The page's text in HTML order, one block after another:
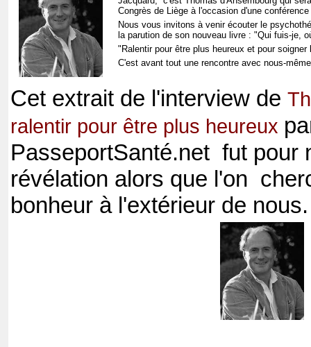
Congrès de Liège à l'occasion d'une
Nous vous invitons à venir écouter le
la parution de son nouveau livre : "Qui fuis-je,
"Ralentir pour être plus heureux et pour soigner
C'est avant tout une rencontre avec nous-
Cet extrait de l'interview de
ralentir pour être plus heureux
PasseportSanté.net fut pour
révélation alors que l'on
bonheur à l'extérieur de nous.